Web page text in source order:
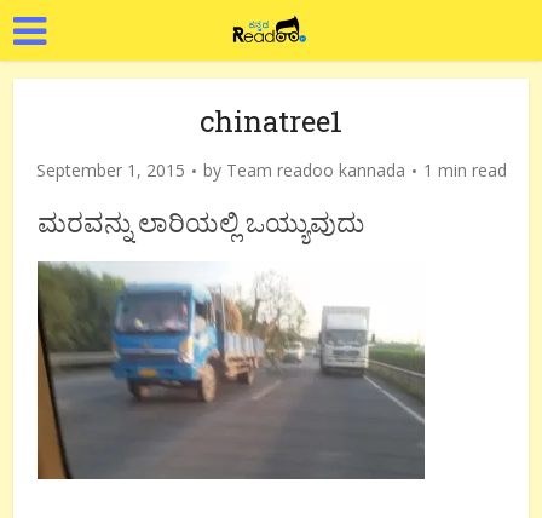
chinatree1
September 1, 2015 by Team readoo kannada 1 min read
ಮರವನ್ನು ಲಾರಿಯಲ್ಲಿ ಒಯ್ಯುವುದು